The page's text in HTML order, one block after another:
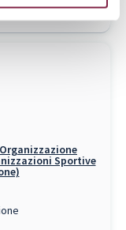
Sportive